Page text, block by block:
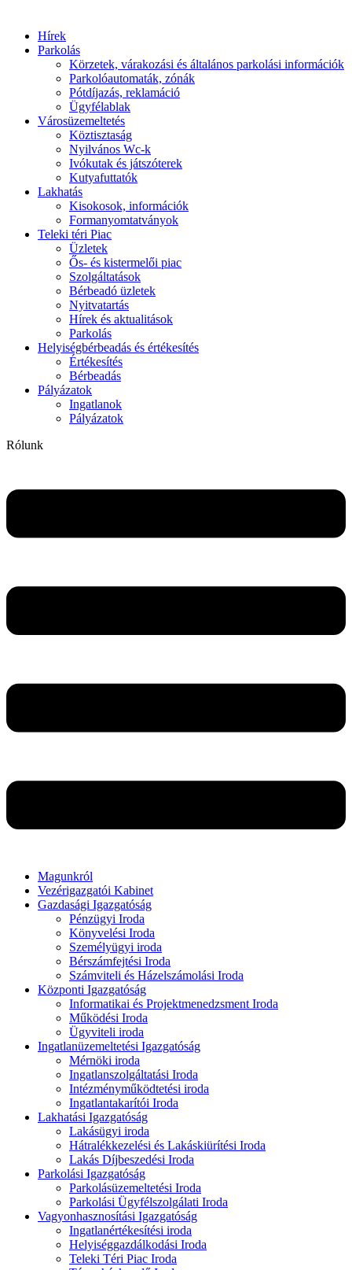
Hírek
Parkolás
Körzetek, várakozási és általános parkolási információk
Parkolóautomaták, zónák
Pótdíjazás, reklamáció
Ügyfélablak
Városüzemeltetés
Köztisztaság
Nyilvános Wc-k
Ivókutak és játszóterek
Kutyafuttatók
Lakhatás
Kisokosok, információk
Formanyomtatványok
Teleki téri Piac
Üzletek
Ős- és kistermelői piac
Szolgáltatások
Bérbeadó üzletek
Nyitvatartás
Hírek és aktualitások
Parkolás
Helyiségbérbeadás és értékesítés
Értékesítés
Bérbeadás
Pályázatok
Ingatlanok
Pályázatok
Rólunk
Magunkról
Vezérigazgatói Kabinet
Gazdasági Igazgatóság
Pénzügyi Iroda
Könyvelési Iroda
Személyügyi iroda
Bérszámfejtési Iroda
Számviteli és Házelszámolási Iroda
Központi Igazgatóság
Informatikai és Projektmenedzsment Iroda
Működési Iroda
Ügyviteli iroda
Ingatlanüzemeltetési Igazgatóság
Mérnöki iroda
Ingatlanszolgáltatási Iroda
Intézményműködtetési iroda
Ingatlantakarítói Iroda
Lakhatási Igazgatóság
Lakásügyi iroda
Hátralékkezelési és Lakáskiürítési Iroda
Lakás Díjbeszedési Iroda
Parkolási Igazgatóság
Parkolásüzemeltetési Iroda
Parkolási Ügyfélszolgálati Iroda
Vagyonhasznosítási Igazgatóság
Ingatlanértékesítési iroda
Helyiséggazdálkodási Iroda
Teleki Téri Piac Iroda